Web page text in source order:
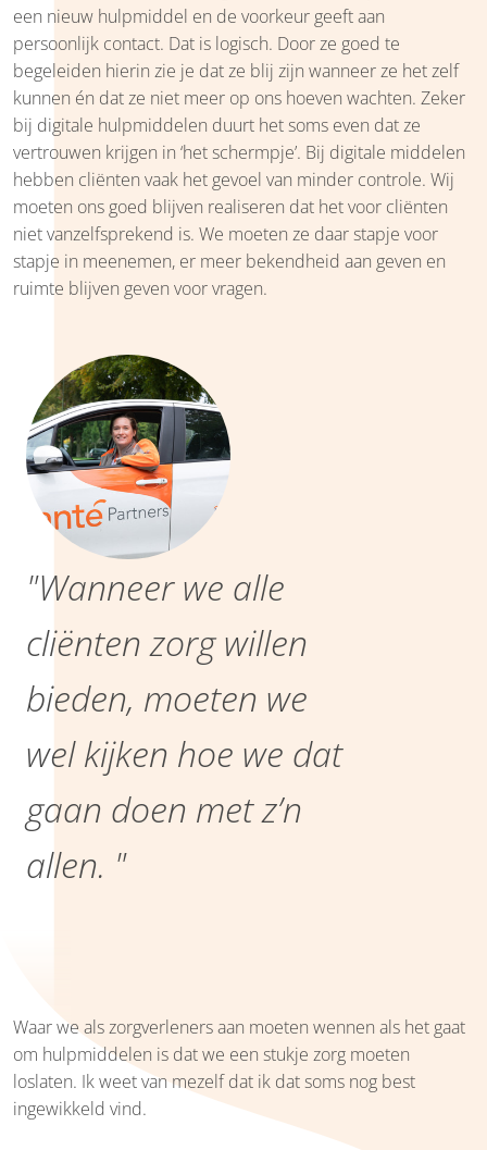
een nieuw hulpmiddel en de voorkeur geeft aan
persoonlijk contact. Dat is logisch. Door ze goed te
begeleiden hierin zie je dat ze blij zijn wanneer ze het zelf
kunnen én dat ze niet meer op ons hoeven wachten. Zeker
bij digitale hulpmiddelen duurt het soms even dat ze
vertrouwen krijgen in ‘het schermpje’. Bij digitale middelen
hebben cliënten vaak het gevoel van minder controle. Wij
moeten ons goed blijven realiseren dat het voor cliënten
niet vanzelfsprekend is. We moeten ze daar stapje voor
stapje in meenemen, er meer bekendheid aan geven en
ruimte blijven geven voor vragen.
"Wanneer we alle
cliënten zorg willen
bieden, moeten we
wel kijken hoe we dat
gaan doen met z’n
allen. "
Waar we als zorgverleners aan moeten wennen als het gaat
om hulpmiddelen is dat we een stukje zorg moeten
loslaten. Ik weet van mezelf dat ik dat soms nog best
ingewikkeld vind.